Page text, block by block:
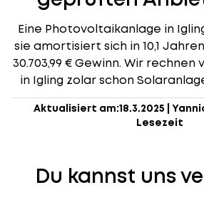
Eine Photovoltaikanlage in
sie amortisiert sich in 10,1
30.703,99 € Gewinn. Wir rechnen
in Igling zolar schon
Aktualisiert am:18.3.2025
Lesezeit
Du kannst uns